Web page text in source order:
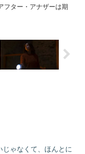
フター・アナザーは期
ゃなくて、ほんとに